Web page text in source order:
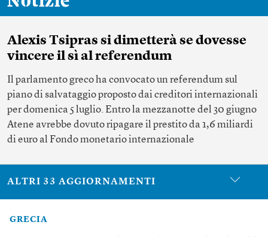
Alexis Tsipras si dimetterà se dovesse
vincere il sì al referendum
Il parlamento greco ha convocato un referendum sul
piano di salvataggio proposto dai creditori internazionali
per domenica 5 luglio. Entro la mezzanotte del 30 giugno
Atene avrebbe dovuto ripagare il prestito da 1,6 miliardi
di euro al Fondo monetario internazionale
ALTRI 33 AGGIORNAMENTI
GRECIA